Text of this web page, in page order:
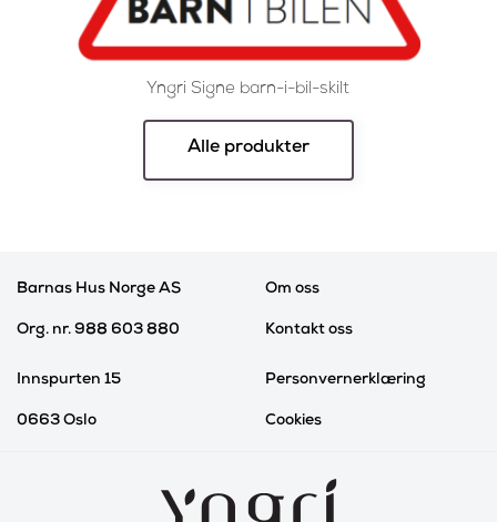
Yngri Signe barn-i-bil-skilt
Alle produkter
Barnas Hus Norge AS
Org. nr. 988 603 880
Innspurten 15
0663 Oslo
Om oss
Kontakt oss
Personvernerklæring
Cookies